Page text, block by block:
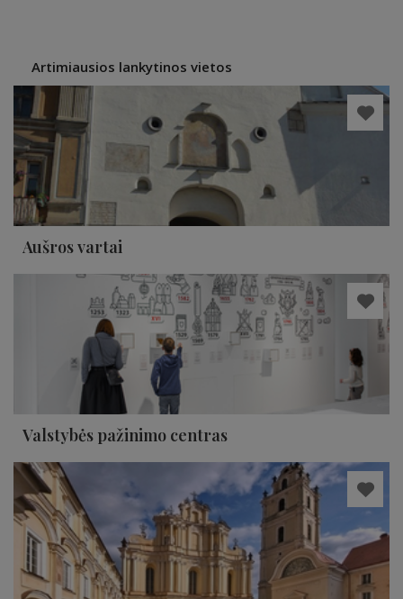
Artimiausios lankytinos vietos
Aušros vartai
Valstybės pažinimo centras